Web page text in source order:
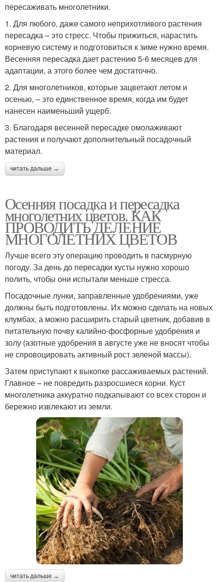
пересаживать многолетники.
1. Для любого, даже самого неприхотливого растения
пересадка – это стресс. Чтобы прижиться, нарастить
корневую систему и подготовиться к зиме нужно время.
Весенняя пересадка дает растению 5-6 месяцев для
адаптации, а этого более чем достаточно.
2. Для многолетников, которые зацветают летом и
осенью, – это единственное время, когда им будет
нанесен наименьший ущерб.
3. Благодаря весенней пересадке омолаживают
растения и получают дополнительный посадочный
материал.
читать дальше →
Осенняя посадка и пересадка
многолетних цветов. КАК
ПРОВОДИТЬ ДЕЛЕНИЕ
МНОГОЛЕТНИХ ЦВЕТОВ
Лучше всего эту операцию проводить в пасмурную
погоду. За день до пересадки кусты нужно хорошо
полить, чтобы они испытали меньше стресса.
Посадочные лунки, заправленные удобрениями, уже
должны быть подготовлены. Их можно сделать на новых
клумбах, а можно расширить старый цветник, добавив в
питательную почву калийно-фосфорные удобрения и
золу (азотные удобрения в августе уже не вносят чтобы
не спровоцировать активный рост зеленой массы).
Затем приступают к выкопке рассаживаемых растений.
Главное – не повредить разросшиеся корни. Куст
многолетника аккуратно подкапывают со всех сторон и
бережно извлекают из земли.
читать дальше →